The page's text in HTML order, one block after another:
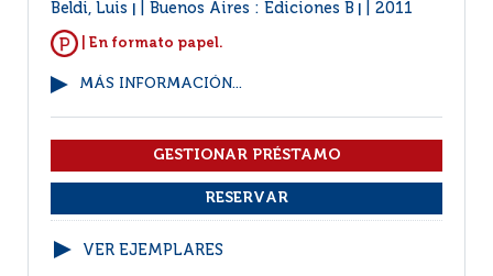
Beldi, Luis Buenos Aires : Ediciones B 2011
| En formato papel.
MÁS INFORMACIÓN...
VER EJEMPLARES